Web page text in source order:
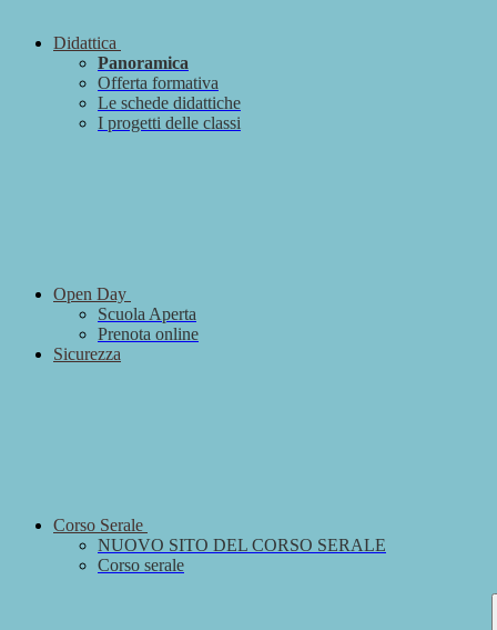
Didattica
Panoramica
Offerta formativa
Le schede didattiche
I progetti delle classi
Open Day
Scuola Aperta
Prenota online
Sicurezza
Corso Serale
NUOVO SITO DEL CORSO SERALE
Corso serale